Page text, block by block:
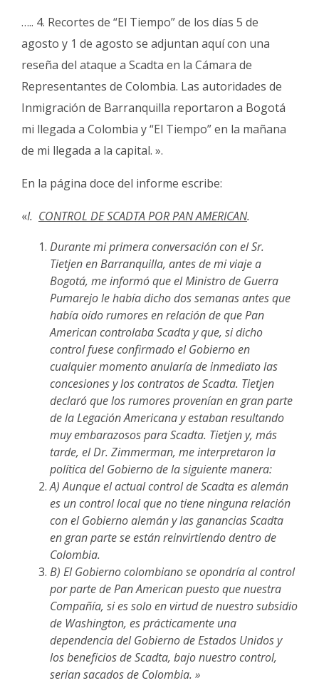
….. 4. Recortes de “El Tiempo” de los días 5 de
agosto y 1 de agosto se adjuntan aquí con una
reseña del ataque a Scadta en la Cámara de
Representantes de Colombia. Las autoridades de
Inmigración de Barranquilla reportaron a Bogotá
mi llegada a Colombia y “El Tiempo” en la mañana
de mi llegada a la capital. ».
En la página doce del informe escribe:
«I. CONTROL DE SCADTA POR PAN AMERICAN.
Durante mi primera conversación con el Sr.
Tietjen en Barranquilla, antes de mi viaje a
Bogotá, me informó que el Ministro de Guerra
Pumarejo le había dicho dos semanas antes que
había oído rumores en relación de que Pan
American controlaba Scadta y que, si dicho
control fuese confirmado el Gobierno en
cualquier momento anularía de inmediato las
concesiones y los contratos de Scadta. Tietjen
declaró que los rumores provenían en gran parte
de la Legación Americana y estaban resultando
muy embarazosos para Scadta. Tietjen y, más
tarde, el Dr. Zimmerman, me interpretaron la
política del Gobierno de la siguiente manera:
A) Aunque el actual control de Scadta es alemán
es un control local que no tiene ninguna relación
con el Gobierno alemán y las ganancias Scadta
en gran parte se están reinvirtiendo dentro de
Colombia.
B) El Gobierno colombiano se opondría al control
por parte de Pan American puesto que nuestra
Compañía, si es solo en virtud de nuestro subsidio
de Washington, es prácticamente una
dependencia del Gobierno de Estados Unidos y
los beneficios de Scadta, bajo nuestro control,
serian sacados de Colombia. »